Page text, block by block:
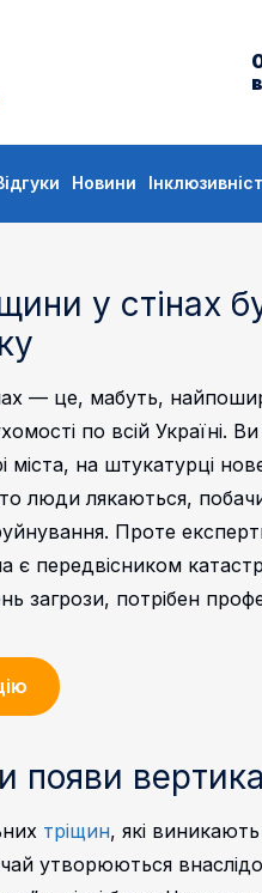
Новини
у стінах
— це, мабуть,
по всій Україні.
міста, на штукатурці
люди лякаються,
Проте
є передвісником
загрози, потрібен
появи
тріщин, які
утворюються